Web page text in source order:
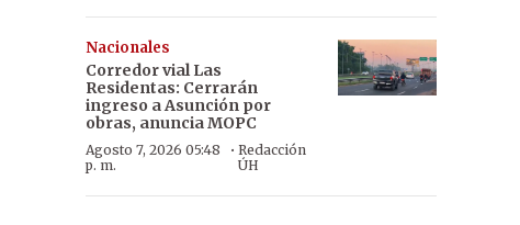
Nacionales
Corredor vial Las
Residentas: Cerrarán
ingreso a Asunción por
obras, anuncia MOPC
Agosto 7, 2026 05:48
p. m.
·Redacción
ÚH